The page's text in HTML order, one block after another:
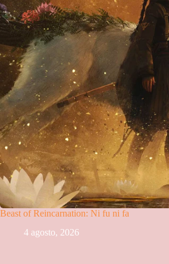
Beast of Reincarnation: Ni fu ni fa
4 agosto, 2026